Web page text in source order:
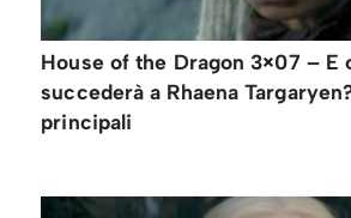
House of the Dragon 3×07 – E
succederà a Rhaena
principali